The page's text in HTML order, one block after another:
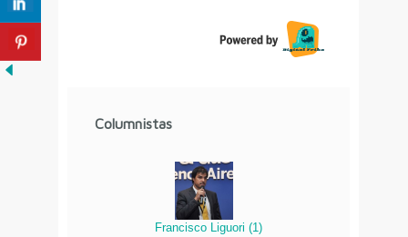
Columnistas
Francisco Liguori (1)